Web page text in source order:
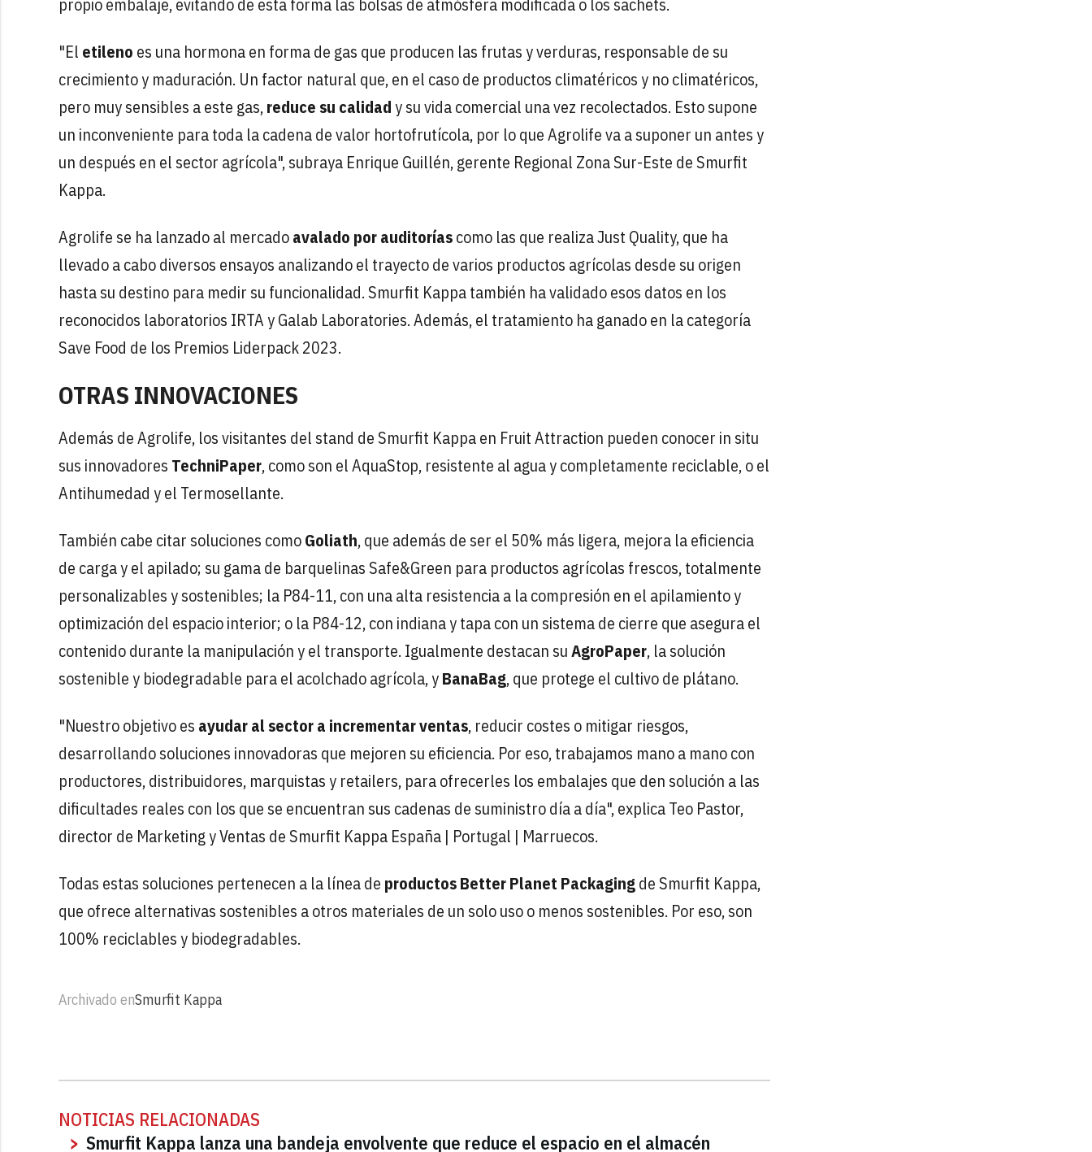
propio embalaje, evitando de esta forma las bolsas de atmósfera modificada o los sachets.
"El etileno es una hormona en forma de gas que producen las frutas y verduras, responsable de su
crecimiento y maduración. Un factor natural que, en el caso de productos climatéricos y no climatéricos,
pero muy sensibles a este gas,reduce su calidady su vida comercial una vez recolectados. Esto supone
un inconveniente para toda la cadena de valor hortofrutícola, por lo que Agrolife va a suponer un antes y
un después en el sector agrícola", subraya Enrique Guillén, gerente Regional Zona Sur-Este de Smurfit
Kappa.
Agrolife se ha lanzado al mercadoavalado por auditoríascomo las que realiza Just Quality, que ha
llevado a cabo diversos ensayos analizando el trayecto de varios productos agrícolas desde su origen
hasta su destino para medir su funcionalidad. Smurfit Kappa también ha validado esos datos en los
reconocidos laboratorios IRTA y Galab Laboratories. Además, el tratamiento ha ganado en la categoría
Save Food de los Premios Liderpack 2023.
OTRAS INNOVACIONES
Además de Agrolife, los visitantes del stand de Smurfit Kappa en Fruit Attraction pueden conocer in situ
sus innovadores TechniPaper, como son el AquaStop, resistente al agua y completamente reciclable, o el
Antihumedad y el Termosellante.
También cabe citar soluciones comoGoliath, que además de ser el 50% más ligera, mejora la eficiencia
de carga y el apilado; su gama de barquelinas Safe&Green para productos agrícolas frescos, totalmente
personalizables y sostenibles; la P84-11, con una alta resistencia a la compresión en el apilamiento y
optimización del espacio interior; o la P84-12, con indiana y tapa con un sistema de cierre que asegura el
contenido durante la manipulación y el transporte. Igualmente destacan suAgroPaper, la solución
sostenible y biodegradable para el acolchado agrícola, yBanaBag, que protege el cultivo de plátano.
"Nuestro objetivo es ayudar al sector a incrementar ventas, reducir costes o mitigar riesgos,
desarrollando soluciones innovadoras que mejoren su eficiencia. Por eso, trabajamos mano a mano con
productores, distribuidores, marquistas y retailers, para ofrecerles los embalajes que den solución a las
dificultades reales con los que se encuentran sus cadenas de suministro día a día", explica Teo Pastor,
director de Marketing y Ventas de Smurfit Kappa España | Portugal | Marruecos.
Todas estas soluciones pertenecen a la línea de productos Better Planet Packagingde Smurfit Kappa,
que ofrece alternativas sostenibles a otros materiales de un solo uso o menos sostenibles. Por eso, son
100% reciclables y biodegradables.
Archivado enSmurfit Kappa
NOTICIAS RELACIONADAS
Smurfit Kappa lanza una bandeja envolvente que reduce el espacio en el almacén